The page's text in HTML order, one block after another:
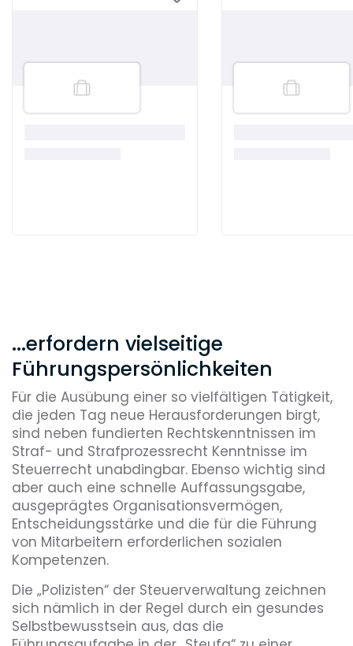
...erfordern vielseitige
Führungspersönlichkeiten
Für die Ausübung einer so vielfältigen Tätigkeit,
die jeden Tag neue Herausforderungen birgt,
sind neben fundierten Rechtskenntnissen im
Straf- und Strafprozessrecht Kenntnisse im
Steuerrecht unabdingbar. Ebenso wichtig sind
aber auch eine schnelle Auffassungsgabe,
ausgeprägtes Organisationsvermögen,
Entscheidungsstärke und die für die Führung
von Mitarbeitern erforderlichen sozialen
Kompetenzen.
Die „Polizisten“ der Steuerverwaltung zeichnen
sich nämlich in der Regel durch ein gesundes
Selbstbewusstsein aus, das die